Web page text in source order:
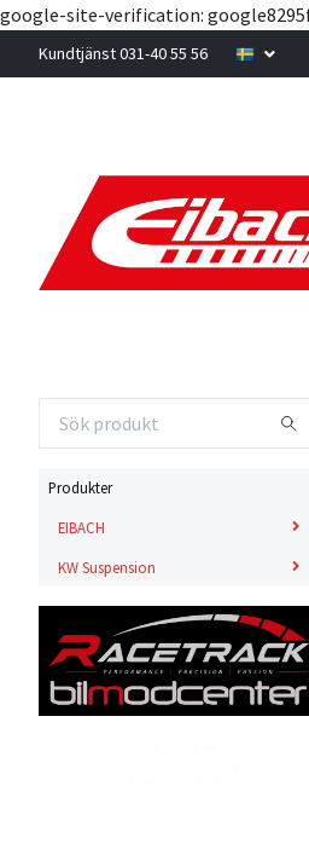
google-site-verification:
Kundtjänst 031-40 55 56
Produkter
EIBACH
KW Suspension